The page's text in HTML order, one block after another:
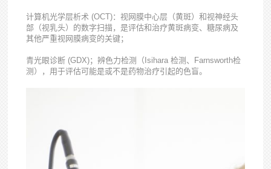
计算机光学层析术 (OCT)：视网膜中心层（黄斑）和视神经头
部（视乳头）的数字扫描，是评估和治疗黄斑病变、糖尿病及
其他严重视网膜病变的关键；
青光眼诊断 (GDX)；辨色力检测（Isihara 检测、Farnsworth检
测），用于评估可能是或不是药物治疗引起的色盲。